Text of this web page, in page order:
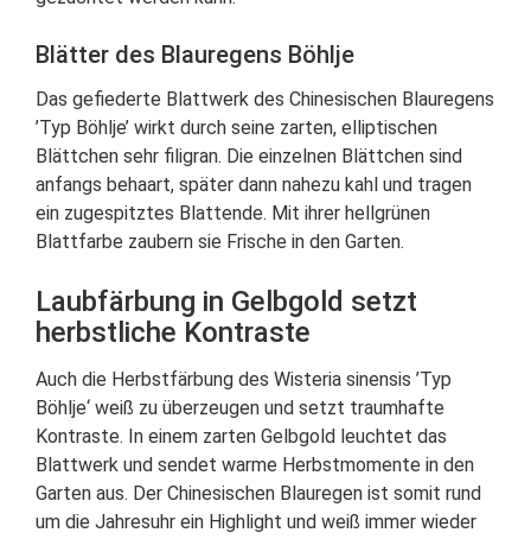
Blätter des Blauregens Böhlje
Das gefiederte Blattwerk des Chinesischen Blauregens
’Typ Böhlje’ wirkt durch seine zarten, elliptischen
Blättchen sehr filigran. Die einzelnen Blättchen sind
anfangs behaart, später dann nahezu kahl und tragen
ein zugespitztes Blattende. Mit ihrer hellgrünen
Blattfarbe zaubern sie Frische in den Garten.
Laubfärbung in Gelbgold setzt
herbstliche Kontraste
Auch die Herbstfärbung des Wisteria sinensis ’Typ
Böhlje‘ weiß zu überzeugen und setzt traumhafte
Kontraste. In einem zarten Gelbgold leuchtet das
Blattwerk und sendet warme Herbstmomente in den
Garten aus. Der Chinesischen Blauregen ist somit rund
um die Jahresuhr ein Highlight und weiß immer wieder